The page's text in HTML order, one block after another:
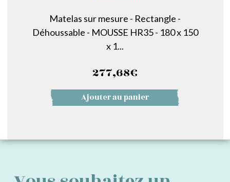
Matelas sur mesure - Rectangle -
Déhoussable - MOUSSE HR35 - 180 x 150
x 1...
277,68€
Ajouter au panier